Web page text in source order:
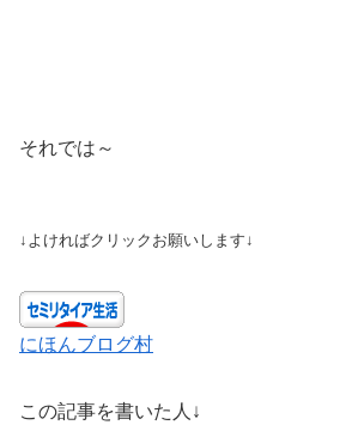
それでは～
↓よければクリックお願いします↓
にほんブログ村
この記事を書いた人↓